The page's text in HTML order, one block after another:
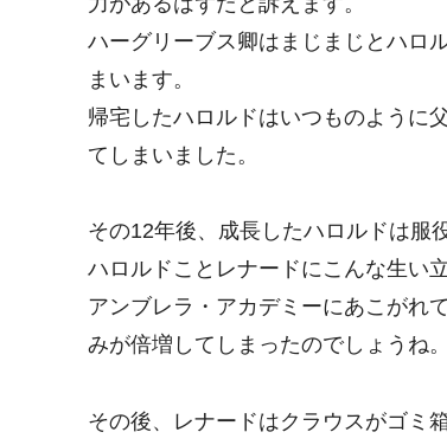
ハーグリーブス卿はまじまじとハロ
まいます。
帰宅したハロルドはいつものように
てしまいました。
その12年後、成長したハロルドは服
ハロルドことレナードにこんな生い
アンブレラ・アカデミーにあこがれ
みが倍増してしまったのでしょうね。
その後、レナードはクラウスがゴミ